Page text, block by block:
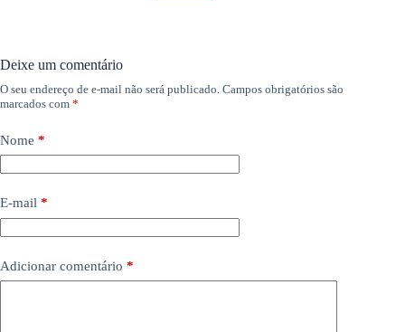
Deixe um comentário
O seu endereço de e-mail não será publicado. Campos obrigatórios são
marcados com *
Nome *
E-mail *
Adicionar comentário *